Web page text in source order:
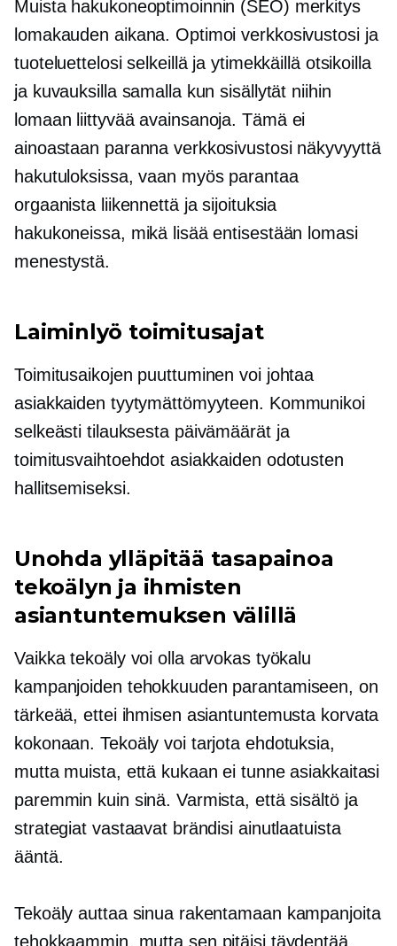
Muista hakukoneoptimoinnin (SEO) merkitys
lomakauden aikana. Optimoi verkkosivustosi ja
tuoteluettelosi selkeillä ja ytimekkäillä otsikoilla
ja kuvauksilla samalla kun sisällytät niihin
lomaan liittyvääavainsanoja. Tämä ei
ainoastaan ​​paranna verkkosivustosi näkyvyyttä
hakutuloksissa, vaan myös parantaa
orgaanista liikennettä ja sijoituksia
hakukoneissa, mikä lisää entisestään lomasi
menestystä.
Laiminlyö toimitusajat
Toimitusaikojen puuttuminen voi johtaa
asiakkaiden tyytymättömyyteen. Kommunikoi
selkeästitilauksestapäivämäärät ja
toimitusvaihtoehdot asiakkaiden odotusten
hallitsemiseksi.
Unohda ylläpitää tasapainoa
tekoälyn ja ihmisten
asiantuntemuksen välillä
Vaikka tekoäly voi olla arvokas työkalu
kampanjoiden tehokkuuden parantamiseen, on
tärkeää, ettei ihmisen asiantuntemusta korvata
kokonaan. Tekoäly voi tarjota ehdotuksia,
mutta muista, että kukaan ei tunne asiakkaitasi
paremmin kuin sinä. Varmista, että sisältö ja
strategiat vastaavat brändisi ainutlaatuista
ääntä.
Tekoäly auttaa sinua rakentamaan kampanjoita
tehokkaammin, mutta sen pitäisi täydentää